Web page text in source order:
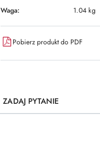
Waga: 1.04 kg
Pobierz produkt do PDF
ZADAJ PYTANIE